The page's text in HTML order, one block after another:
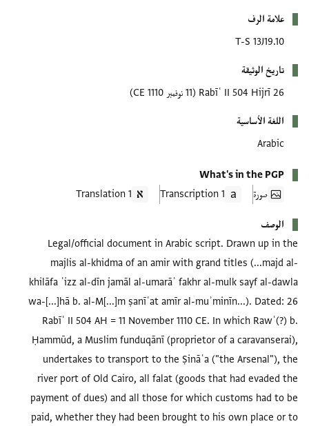
علامة الرف
T-S 13J19.10
تاريخ الوثيقة
26 Rabīʿ II 504 Hijrī
(11 نوفمبر 1110 CE)
اللغة الأساسية
Arabic
What's in the PGP
صورة
1 Transcription
1 Translation
الوصف
Legal/official document in Arabic script. Drawn up in the
majlis al-khidma of an amir with grand titles (...majd al-
khilāfa ʿizz al-dīn jamāl al-umarāʾ fakhr al-mulk sayf al-dawla
wa-[...]hā b. al-M[...]m ṣanīʿat amīr al-muʾminīn...). Dated: 26
Rabīʿ II 504 AH = 11 November 1110 CE. In which Rawʿ(?) b.
Ḥammūd, a Muslim funduqānī (proprietor of a caravanserai),
undertakes to transport to the Ṣināʿa ("the Arsenal"), the
river port of Old Cairo, all falat (goods that had evaded the
payment of dues) and all those for which customs had to be
paid, whether they had been brought to his own place or to